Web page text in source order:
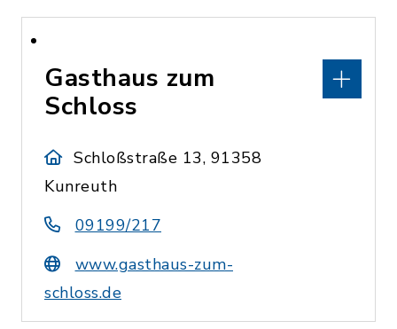
Gasthaus zum
Schloss
Schloßstraße 13, 91358
Kunreuth
09199/217
www.gasthaus-zum-
schloss.de